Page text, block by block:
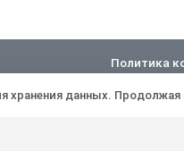
Политика
хранения данных.